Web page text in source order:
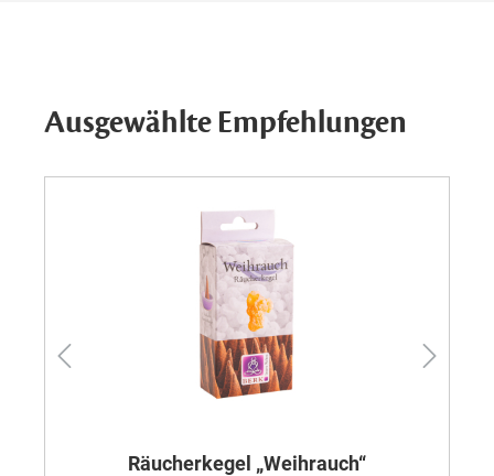
Ausgewählte Empfehlungen
Räucherkegel „Weihrauch“